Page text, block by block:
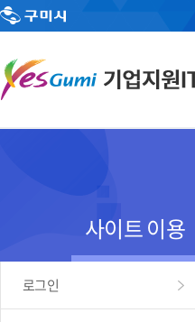
사이트 이용
로그인